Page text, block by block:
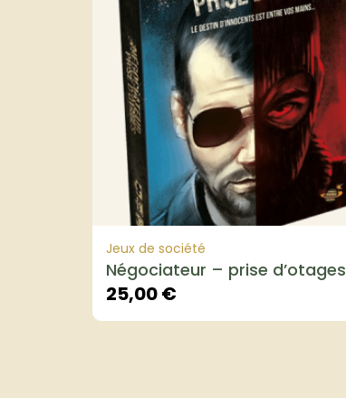
Jeux de société
Négociateur – prise d’otages
25,00€